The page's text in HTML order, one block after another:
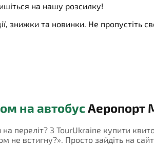
на нашу розсилку!
знижки та новинки. Не
на автобусАеропорт
переліт? З TourUkraine купити
встигну?». Просто зайдіть на